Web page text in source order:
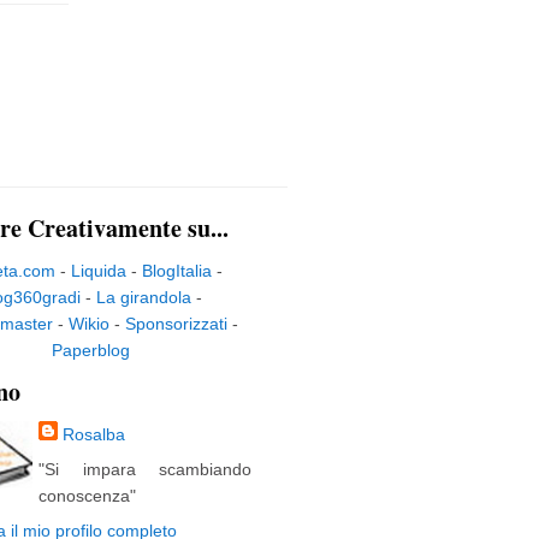
Creativamente su...
- Liquida - BlogItalia -
- La girandola -
- Wikio- Sponsorizzati-
Paperblog
Rosalba
"Si impara scambiando
conoscenza"
il mio profilo completo